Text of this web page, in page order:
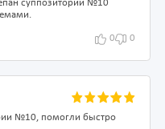
суппозитории №10
0 0
№10, помогли быстро